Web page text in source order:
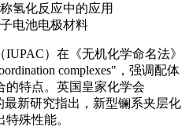
氢化反应中的应用
电池电极材料
）在《无机化学命名法》
complexes"，强调配体
的特点。英国皇家化学会
最新研究指出，新型镧系夹层化
殊性能。